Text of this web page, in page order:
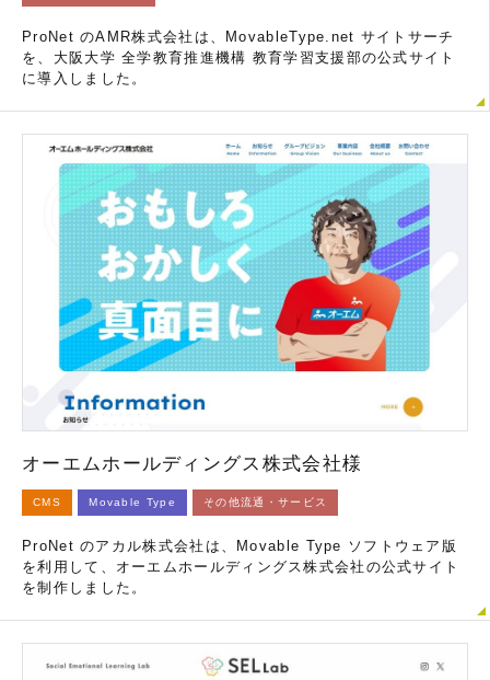
ProNet のAMR株式会社は、MovableType.net サイトサーチ
を、大阪大学 全学教育推進機構 教育学習支援部の公式サイト
に導入しました。
オーエムホールディングス株式会社様
CMS Movable Type その他流通・サービス
ProNet のアカル株式会社は、Movable Type ソフトウェア版
を利用して、オーエムホールディングス株式会社の公式サイト
を制作しました。